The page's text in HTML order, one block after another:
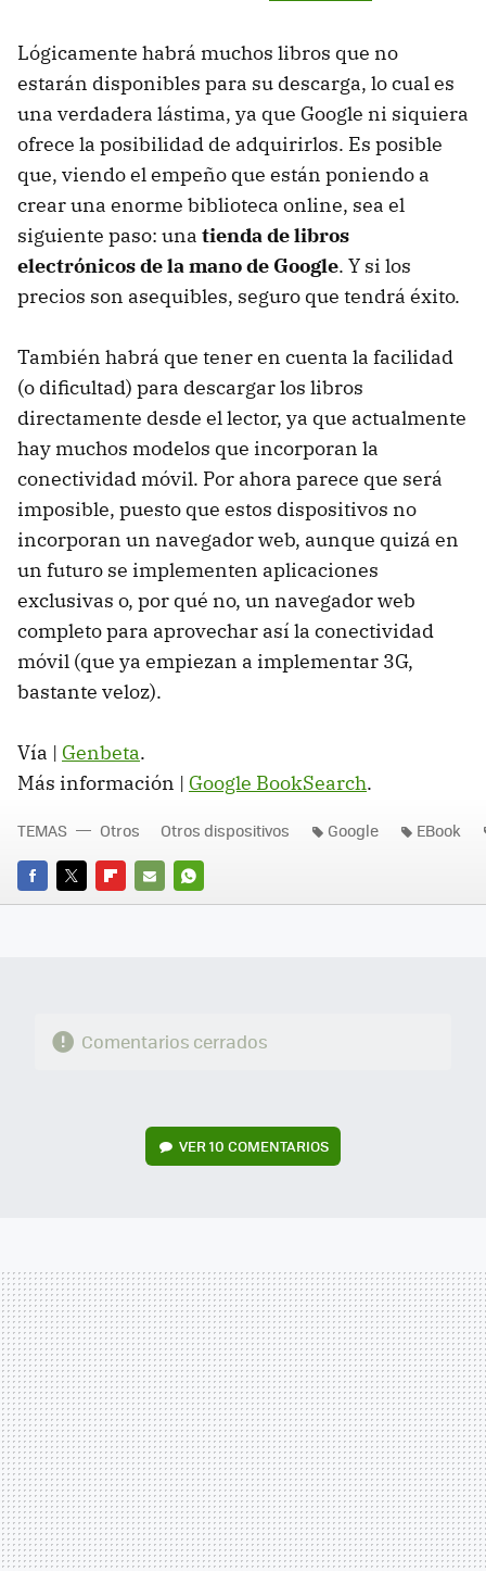
Lógicamente habrá muchos libros que no
estarán disponibles para su descarga, lo cual es
una verdadera lástima, ya que Google ni siquiera
ofrece la posibilidad de adquirirlos. Es posible
que, viendo el empeño que están poniendo a
crear una enorme biblioteca online, sea el
siguiente paso: una tienda de libros
electrónicos de la mano de Google. Y si los
precios son asequibles, seguro que tendrá éxito.
También habrá que tener en cuenta la facilidad
(o dificultad) para descargar los libros
directamente desde el lector, ya que actualmente
hay muchos modelos que incorporan la
conectividad móvil. Por ahora parece que será
imposible, puesto que estos dispositivos no
incorporan un navegador web, aunque quizá en
un futuro se implementen aplicaciones
exclusivas o, por qué no, un navegador web
completo para aprovechar así la conectividad
móvil (que ya empiezan a implementar 3G,
bastante veloz).
Vía | Genbeta.
Más información | Google BookSearch.
FACEBOOK
TWITTERFLIPBOARD
E-
WHATSAPP
TEMAS Otros Otros dispositivos Google EBook
Comentarios cerrados
VER10 COMENTARIOS